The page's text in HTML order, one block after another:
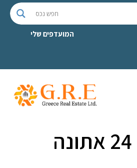
המועדפים שלי